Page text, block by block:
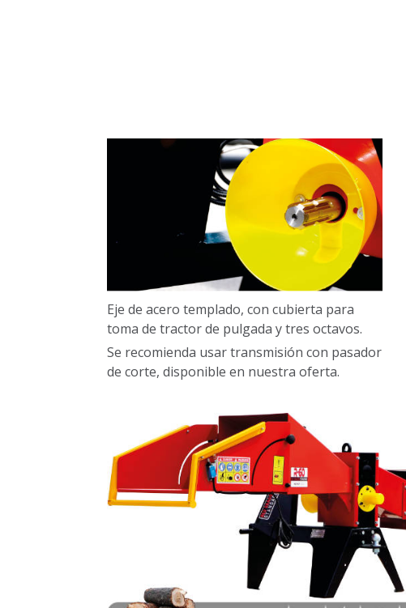
Eje de acero templado, con cubierta para
toma de tractor de pulgada y tres octavos.
Se recomienda usar transmisión con pasador
de corte, disponible en nuestra oferta.